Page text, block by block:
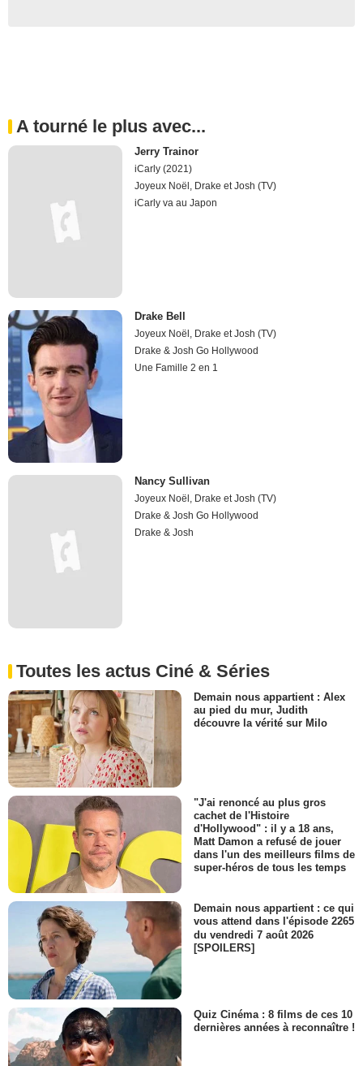
A tourné le plus avec...
Jerry Trainor
iCarly (2021)
Joyeux Noël, Drake et Josh (TV)
iCarly va au Japon
Drake Bell
Joyeux Noël, Drake et Josh (TV)
Drake & Josh Go Hollywood
Une Famille 2 en 1
Nancy Sullivan
Joyeux Noël, Drake et Josh (TV)
Drake & Josh Go Hollywood
Drake & Josh
Toutes les actus Ciné & Séries
Demain nous appartient : Alex
au pied du mur, Judith
découvre la vérité sur Milo
"J'ai renoncé au plus gros
cachet de l'Histoire
d'Hollywood" : il y a 18 ans,
Matt Damon a refusé de jouer
dans l'un des meilleurs films de
super-héros de tous les temps
Demain nous appartient : ce qui
vous attend dans l'épisode 2265
du vendredi 7 août 2026
[SPOILERS]
Quiz Cinéma : 8 films de ces 10
dernières années à reconnaître !